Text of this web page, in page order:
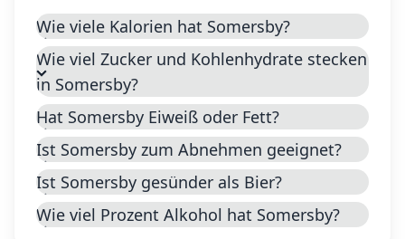
Wie viele Kalorien hat Somersby?
Wie viel Zucker und Kohlenhydrate stecken
in Somersby?
Hat Somersby Eiweiß oder Fett?
Ist Somersby zum Abnehmen geeignet?
Ist Somersby gesünder als Bier?
Wie viel Prozent Alkohol hat Somersby?